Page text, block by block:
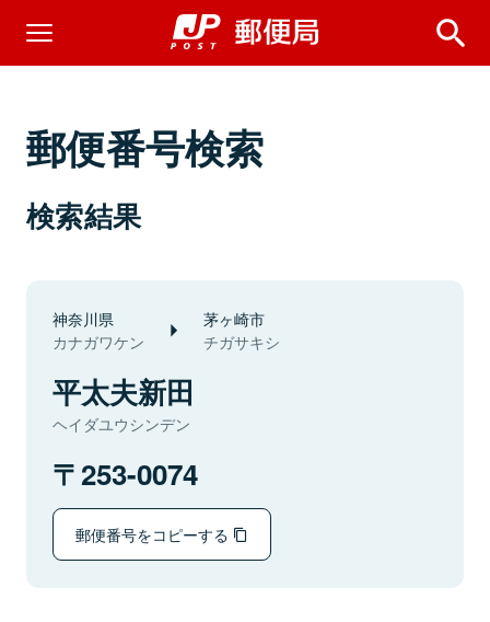
郵便番号検索
検索結果
神奈川県
カナガワケン
茅ヶ崎市
チガサキシ
平太夫新田
ヘイダユウシンデン
253-0074
郵便番号をコピーする